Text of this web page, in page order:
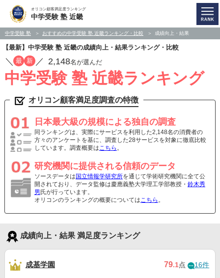
オリコン顧客満足度ランキング
中学受験 塾 近畿
中学受験 塾 おすすめの中学受験 塾 近畿ランキング・比較 成績向上・結果
【最新】中学受験 塾 近畿の成績向上・結果ランキング・比較
／ 最 新 ／ 2,148名が選んだ
中学受験 塾 近畿ランキング
オリコン顧客満足度調査の特徴
日本最大級の規模による独自の調査
同ランキングは、実際にサービスを利用した2,148名の消費者の
方々のアンケートを基に、調査した28サービスを対象に徹底比較
しています。調査概要はこちら 。
研究機関に提供される信頼のデータ
ソースデータは 国立情報学研究所を通じて学術研究機関に全て公
開されており、データ監修は慶應義塾大学理工学部教授・ 鈴木秀
男 氏が行っています。
オリコンのランキングの概要についてはこちら 。
成績向上・結果 満足度ランキング
成基学園 79.1点 16件